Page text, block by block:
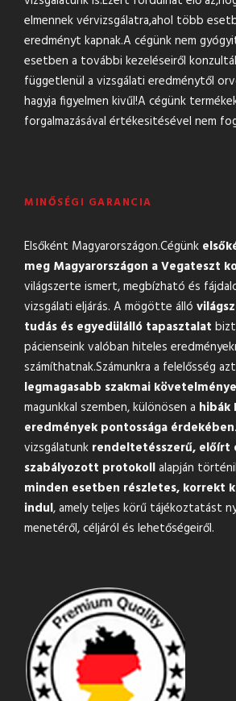
elmennek vérvizsgálatra,ahol több
eredményt kapnak.A cégünk nem
esetben a további kezeléseiről
függetlenül a vizsgálati eredménytől
hagyja figyelmen kivűl!A cégünk
forgalmazásával értékesitésével nem
MINŐSÉGI GARANCIA
Elsőként Magyarországon.Cégünk
meg Magyarországon a Vegateszt
világszerte ismert, megbízható és
vizsgálati eljárás. A mögötte álló
tudás és egyedülálló tapasztalat
pácienseink valóban hiteles
számíthatnak.Számunkra a felelősség
legmagasabb szakmai
magunkkal szemben, különösen a hibák
eredmények pontossága érdekében
vizsgálatunk rendeltetésszerű, előírt
szabályozott protokollalapján
minden esetben részletes, korrekt
indul, amely teljes körű tájékoztatást
menetéről, céljáról és lehetőségeiről.